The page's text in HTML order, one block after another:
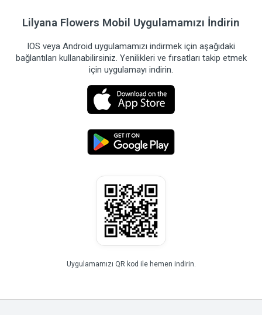
Lilyana Flowers Mobil Uygulamamızı İndirin
IOS veya Android uygulamamızı indirmek için aşağıdaki
bağlantıları kullanabilirsiniz. Yenilikleri ve fırsatları takip etmek
için uygulamayı indirin.
Uygulamamızı QR kod ile hemen indirin.